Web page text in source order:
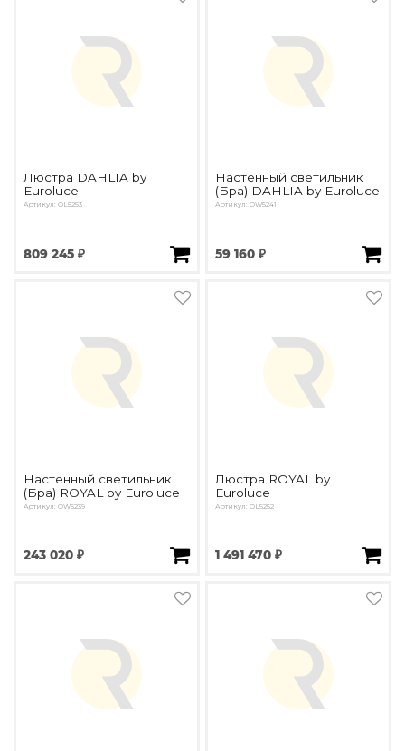
Люстра DAHLIA by
Euroluce
Артикул: OL5253
809 245 ₽
Настенный светильник
(Бра) DAHLIA by Euroluce
Артикул: OW5241
59 160 ₽
Настенный светильник
(Бра) ROYAL by Euroluce
Артикул: OW5239
243 020 ₽
Люстра ROYAL by
Euroluce
Артикул: OL5252
1 491 470 ₽